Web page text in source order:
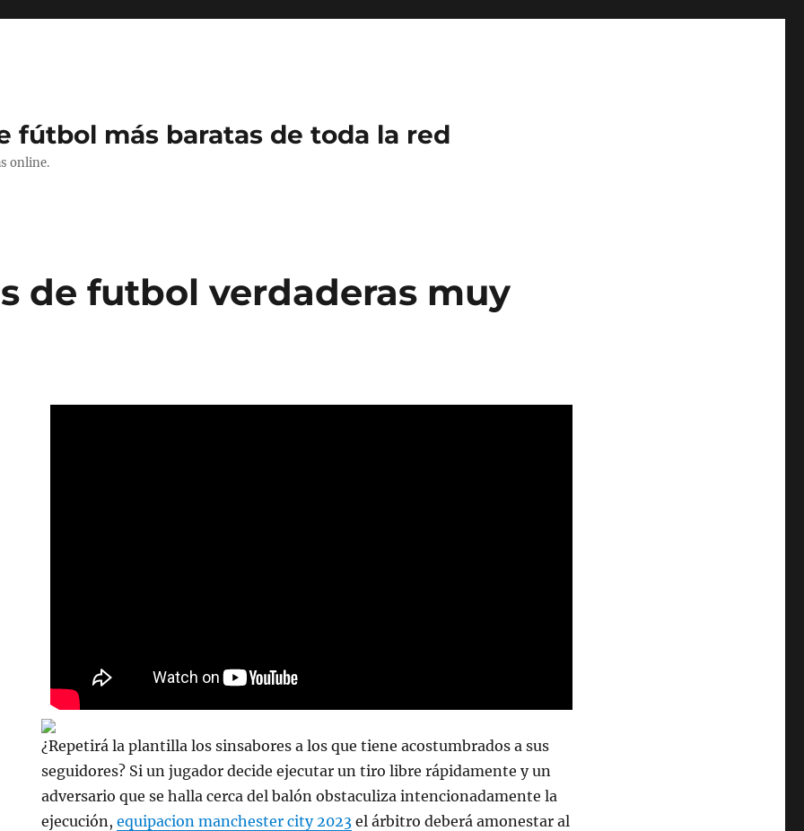
fútbol más baratas de toda la red
online.
de futbol verdaderas muy
¿Repetirá la plantilla los sinsabores a los que tiene acostumbrados a sus
seguidores? Si un jugador decide ejecutar un tiro libre rápidamente y un
adversario que se halla cerca del balón obstaculiza intencionadamente la
ejecución,equipacion manchester city 2023 el árbitro deberá amonestar al